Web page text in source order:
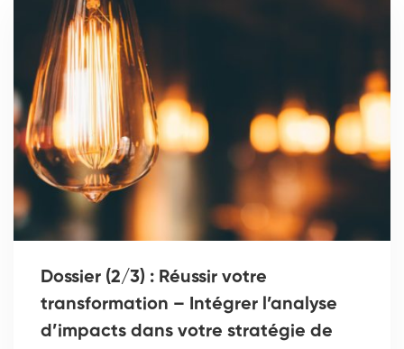
Dossier (2/3) : Réussir votre
transformation – Intégrer l’analyse
d’impacts dans votre stratégie de